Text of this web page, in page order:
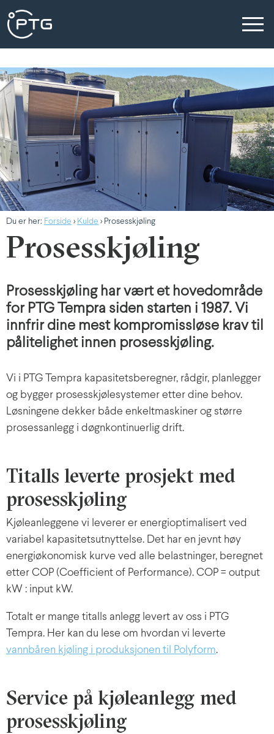
Du er her: Forside > Kulde > Prosesskjøling
Prosesskjøling
Prosesskjøling har vært et hovedområde
for PTG Tempra siden starten i 1987. Vi
innfrir dine mest kompromissløse krav til
pålitelighet innen prosesskjøling.
Vi i PTG Tempra kapasitetsberegner, rådgir, planlegger
og bygger prosesskjølesystemer etter dine behov.
Løsningene dekker både enkeltmaskiner og større
prosessanlegg i døgnkontinuerlig drift.
Titalls leverte prosjekt med
prosesskjøling
Kjøleanleggene vi leverer er energioptimalisert ved
variabel kapasitetsutnyttelse. Det har en jevnt høy
energiøkonomisk kurve ved alle belastninger, beregnet
etter COP (Coefficient of Performance). COP = output
kW : input kW.
Totalt er mange titalls anlegg levert av oss i PTG
Tempra. Her kan du lese om hvordan vi leverte
vannbåren kjøling i produksjonen til Polyform.
Service på kjøleanlegg med
prosesskjøling